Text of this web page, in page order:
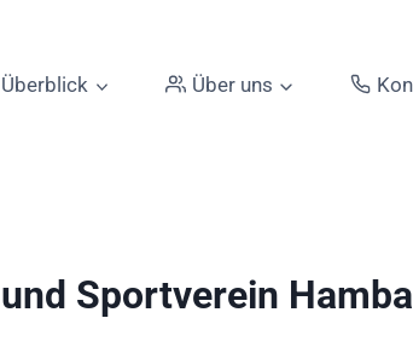
Überblick Über uns
Sportverein